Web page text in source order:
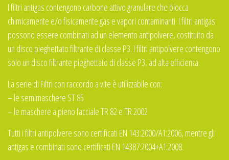
I filtri antigas contengono carbone attivo granulare che blocca
chimicamente e/o fisicamente gas e vapori contaminanti. I filtri antigas
possono essere combinati ad un elemento antipolvere, costituito da
un disco pieghettato filtrante di classe P3. I filtri antipolvere contengono
solo un disco filtrante pieghettato di classe P3, ad alta efficienza.
La serie di Filtri con raccordo a vite è utilizzabile con:
– le semimaschere ST 85
– le maschere a pieno facciale TR 82 e TR 2002
Tutti i filtri antipolvere sono certificati EN 143:2000/A1:2006, mentre gli
antigas e combinati sono certificati EN 14387:2004+A1:2008.